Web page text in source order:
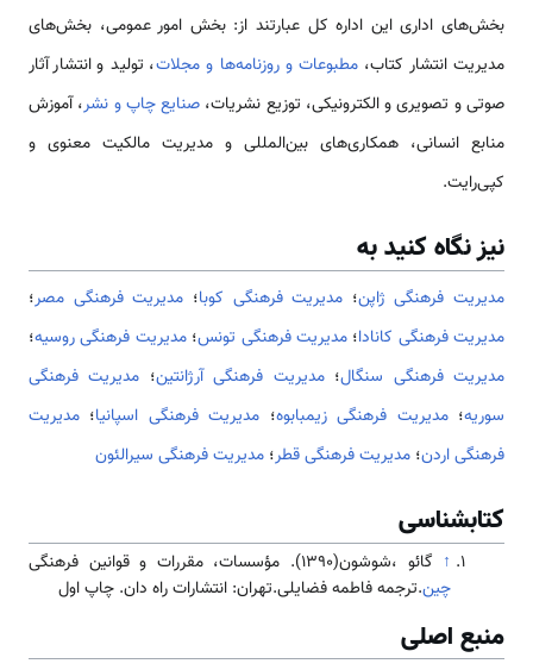
بخش‌های اداری این اداره‌ کل عبارتند از: بخش امور عمومی، بخش‌های
مدیریت انتشار کتاب، مطبوعات و روزنامه‌ها و مجلات، تولید و انتشار آثار
صوتی و تصویری و الکترونیکی، توزیع نشریات، صنایع چاپ و نشر، آموزش
منابع انسانی، همکاری‌های بین‌المللی و مدیریت مالکیت معنوی و
کپی‌رایت.
نیز نگاه کنید به
مدیریت فرهنگی ژاپن؛ مدیریت فرهنگی کوبا؛ مدیریت فرهنگی مصر؛
مدیریت فرهنگی کانادا؛مدیریت فرهنگی تونس؛مدیریت فرهنگی روسیه؛
مدیریت فرهنگی سنگال؛مدیریت فرهنگی آرژانتین؛ مدیریت فرهنگی
سوریه؛مدیریت فرهنگی زیمبابوه؛ مدیریت فرهنگی اسپانیا؛ مدیریت
فرهنگی اردن؛ مدیریت فرهنگی قطر؛ مدیریت فرهنگی سیرالئون
کتابشناسی
↑ گائو ،شوشون(1390). مؤسسات، مقررات و قوانین فرهنگی
چین.ترجمه فاطمه فضایلی.تهران: انتشارات راه دان. چاپ اول
منبع اصلی